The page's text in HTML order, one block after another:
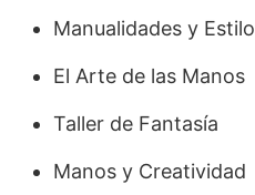
Manualidades y Estilo
El Arte de las Manos
Taller de Fantasía
Manos y Creatividad